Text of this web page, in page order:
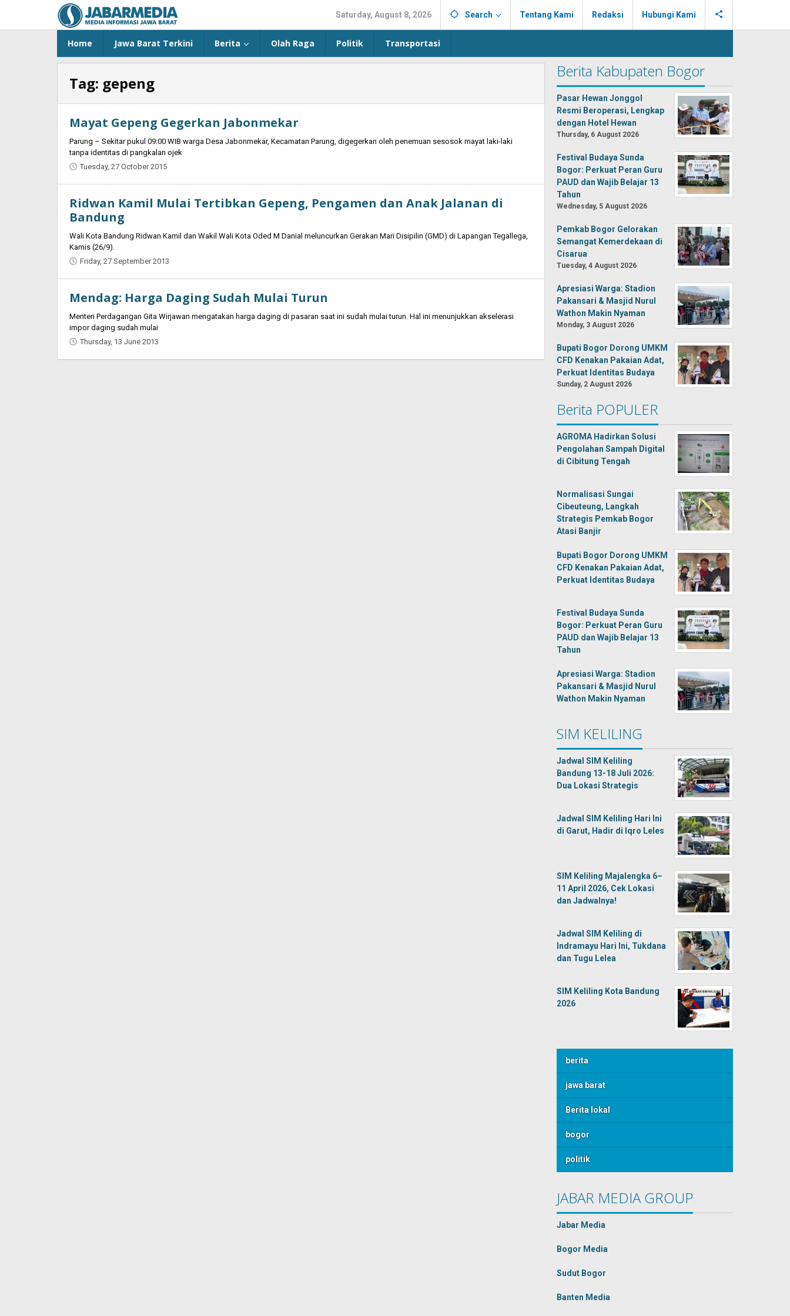
content
Saturday, August 8, 2026 Search Tentang Kami Redaksi Hubungi Kami
Home Jawa Barat Terkini Berita Olah Raga Politik Transportasi
Tag: gepeng
Mayat Gepeng Gegerkan Jabonmekar
Parung – Sekitar pukul 09:00 WIB warga Desa Jabonmekar, Kecamatan Parung, digegerkan oleh penemuan sesosok mayat laki-laki
tanpa identitas di pangkalan ojek
Tuesday, 27 October 2015
Ridwan Kamil Mulai Tertibkan Gepeng, Pengamen dan Anak Jalanan di
Bandung
Wali Kota Bandung Ridwan Kamil dan Wakil Wali Kota Oded M Danial meluncurkan Gerakan Mari Disipilin (GMD) di Lapangan Tegallega,
Kamis (26/9).
Friday, 27 September 2013
Mendag: Harga Daging Sudah Mulai Turun
Menteri Perdagangan Gita Wirjawan mengatakan harga daging di pasaran saat ini sudah mulai turun. Hal ini menunjukkan akselerasi
impor daging sudah mulai
Thursday, 13 June 2013
Berita Kabupaten Bogor
Pasar Hewan Jonggol
Resmi Beroperasi, Lengkap
dengan Hotel Hewan
Thursday, 6 August 2026
Festival Budaya Sunda
Bogor: Perkuat Peran Guru
PAUD dan Wajib Belajar 13
Tahun
Wednesday, 5 August 2026
Pemkab Bogor Gelorakan
Semangat Kemerdekaan di
Cisarua
Tuesday, 4 August 2026
Apresiasi Warga: Stadion
Pakansari & Masjid Nurul
Wathon Makin Nyaman
Monday, 3 August 2026
Bupati Bogor Dorong UMKM
CFD Kenakan Pakaian Adat,
Perkuat Identitas Budaya
Sunday, 2 August 2026
Berita POPULER
AGROMA Hadirkan Solusi
Pengolahan Sampah Digital
di Cibitung Tengah
Normalisasi Sungai
Cibeuteung, Langkah
Strategis Pemkab Bogor
Atasi Banjir
Bupati Bogor Dorong UMKM
CFD Kenakan Pakaian Adat,
Perkuat Identitas Budaya
Festival Budaya Sunda
Bogor: Perkuat Peran Guru
PAUD dan Wajib Belajar 13
Tahun
Apresiasi Warga: Stadion
Pakansari & Masjid Nurul
Wathon Makin Nyaman
SIM KELILING
Jadwal SIM Keliling
Bandung 13-18 Juli 2026:
Dua Lokasi Strategis
Jadwal SIM Keliling Hari Ini
di Garut, Hadir di Iqro Leles
SIM Keliling Majalengka 6–
11 April 2026, Cek Lokasi
dan Jadwalnya!
Jadwal SIM Keliling di
Indramayu Hari Ini, Tukdana
dan Tugu Lelea
SIM Keliling Kota Bandung
2026
berita
jawa barat
Berita lokal
bogor
politik
JABAR MEDIA GROUP
Jabar Media
Bogor Media
Sudut Bogor
Banten Media